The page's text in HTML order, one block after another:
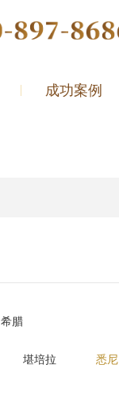
成功案例
希腊
堪培拉 悉尼